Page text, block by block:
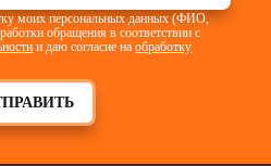
моих персональных данных (ФИО,
обращения в соответствии с
и даю согласие наобработку